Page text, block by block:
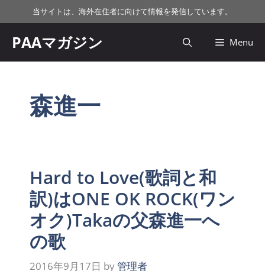
ン
ツ
当サイトは、海外在住者に向けて情報を発信しています。
PAAマガジン Menu
森進一
Hard to Love(歌詞と和
訳)はONE OK ROCK(ワン
オク)Takaの父森進一へ
の歌
2016年9月17日 by管理者